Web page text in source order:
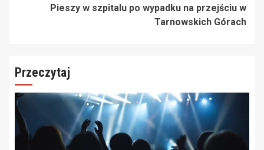
Pieszy w szpitalu po wypadku na przejściu w
Tarnowskich Górach
Przeczytaj